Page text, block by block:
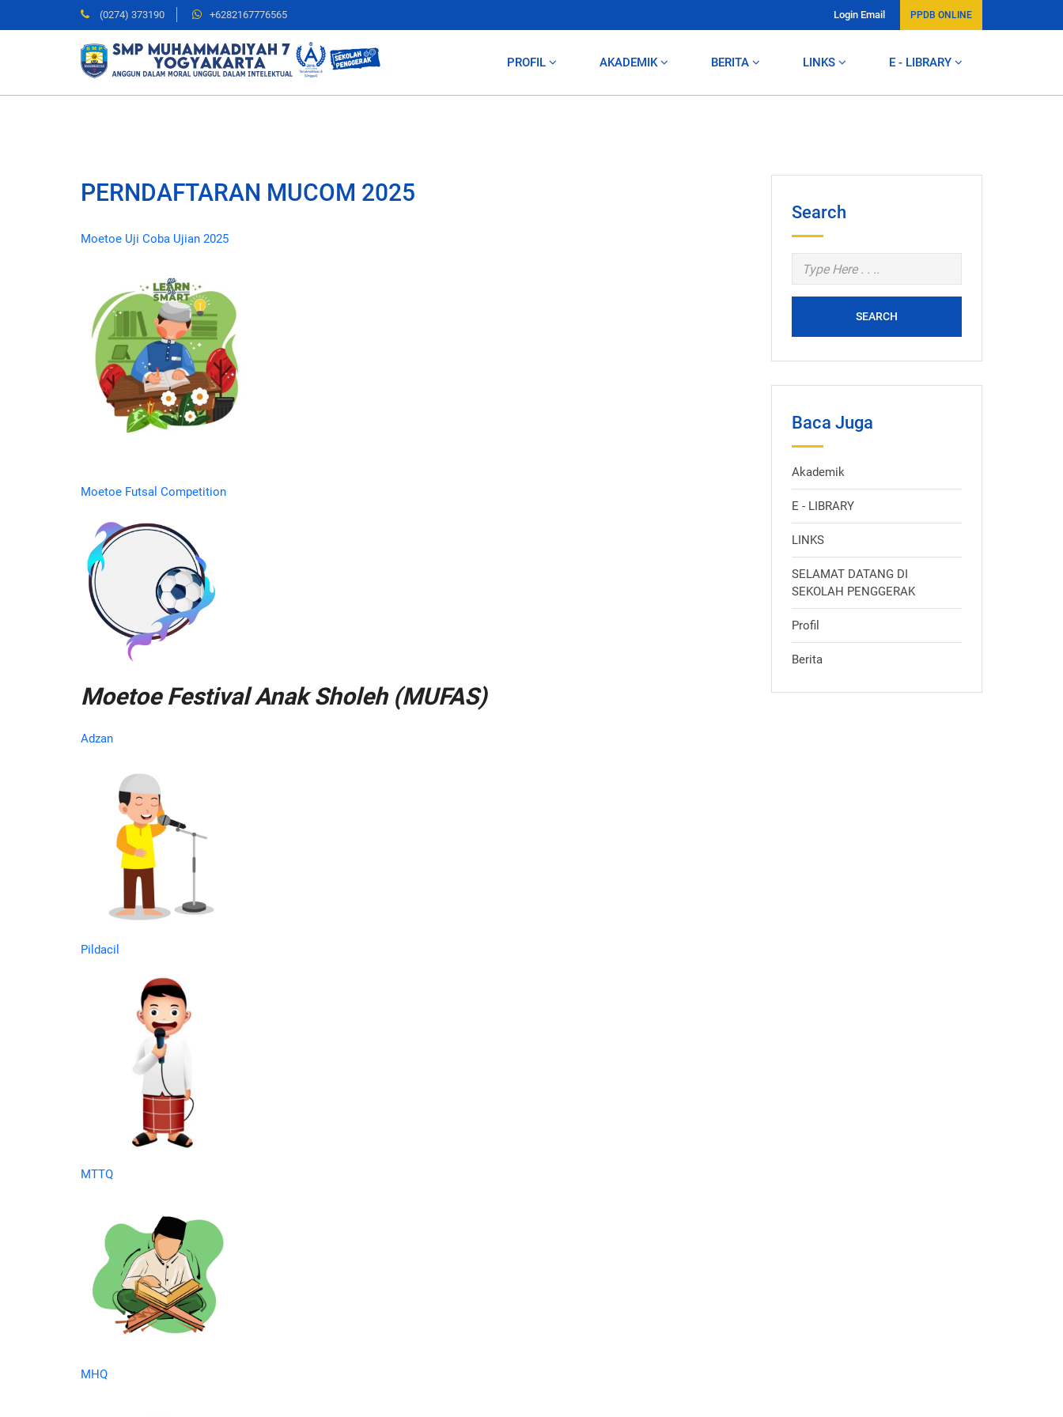
(0274) 373190 +6282167776565 Login Email PPDB ONLINE
PROFIL AKADEMIK BERITA LINKS E - LIBRARY
PERNDAFTARAN MUCOM 2025
Moetoe Uji Coba Ujian 2025
Moetoe Futsal Competition
Moetoe Festival Anak Sholeh (MUFAS)
Adzan
Pildacil
MTTQ
MHQ
Search
SEARCH
Baca Juga
Akademik
E - LIBRARY
LINKS
SELAMAT DATANG DI
SEKOLAH PENGGERAK
Profil
Berita